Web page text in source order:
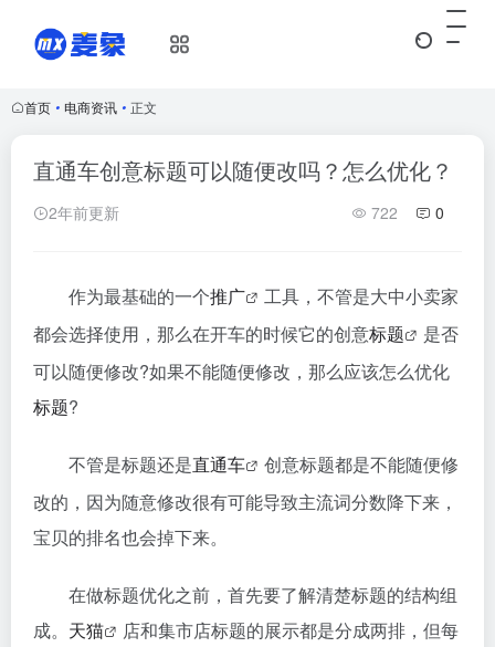
首页 • 电商资讯 • 正文
直通车创意标题可以随便改吗？怎么优化？
2年前更新 722 0
作为最基础的一个推广
工具，不管是大中小卖家
都会选择使用，那么在开车的时候它的创意标题
是否
可以随便修改?如果不能随便修改，那么应该怎么优化
标题?
不管是标题还是直通车
创意标题都是不能随便修
改的，因为随意修改很有可能导致主流词分数降下来，
宝贝的排名也会掉下来。
在做标题优化之前，首先要了解清楚标题的结构组
成。 天猫
店和集市店标题的展示都是分成两排，但每